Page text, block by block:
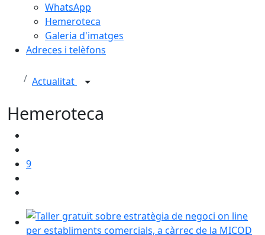
WhatsApp
Hemeroteca
Galeria d'imatges
Adreces i telèfons
Actualitat
Hemeroteca
9
Taller gratuït sobre estratègia de negoci on line per